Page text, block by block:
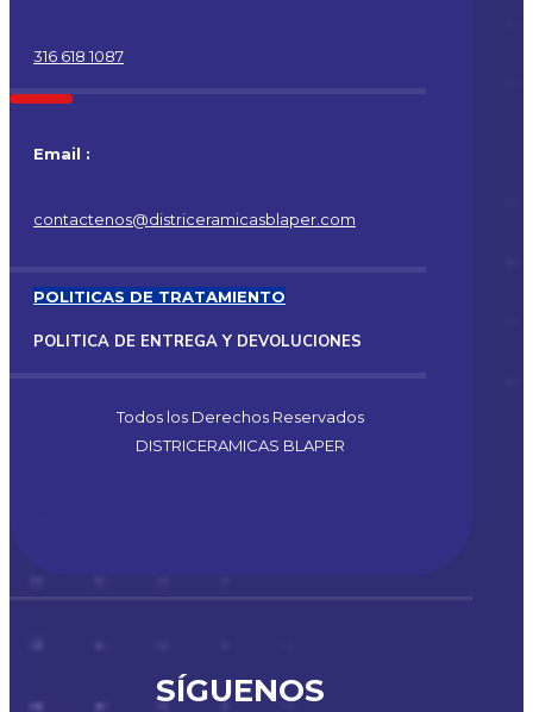
316 618 1087
Email :
contactenos@districeramicasblaper.com
POLITICAS DE TRATAMIENTO
POLITICA DE ENTREGA Y DEVOLUCIONES
Todos los Derechos Reservados
DISTRICERAMICAS BLAPER
SÍGUENOS